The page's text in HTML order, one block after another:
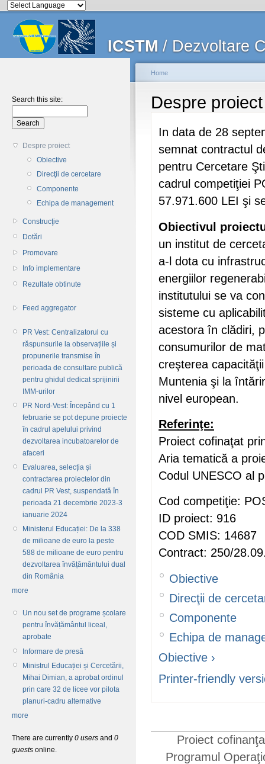
ICSTM / Dezvoltare
Search this site:
Despre proiect
Obiective
Direcţii de cercetare
Componente
Echipa de management
Construcţie
Dotări
Promovare
Info implementare
Rezultate obtinute
Feed aggregator
PR Vest: Centralizatorul cu
răspunsurile la observațiile și
propunerile transmise în
perioada de consultare publică
pentru ghidul dedicat sprijinirii
IMM-urilor
PR Nord-Vest: Începând cu 1
februarie se pot depune proiecte
în cadrul apelului privind
dezvoltarea incubatoarelor de
afaceri
Evaluarea, selecția și
contractarea proiectelor din
cadrul PR Vest, suspendată în
perioada 21 decembrie 2023-3
ianuarie 2024
Ministerul Educației: De la 338
de milioane de euro la peste
588 de milioane de euro pentru
dezvoltarea învățământului dual
din România
more
Un nou set de programe școlare
pentru învățământul liceal,
aprobate
Informare de presă
Ministrul Educației și Cercetării,
Mihai Dimian, a aprobat ordinul
prin care 32 de licee vor pilota
planuri-cadru alternative
more
There are currently 0 users and 0
guests online.
Home
Despre proiect
In data de 28
semnat contractul
pentru Cercetare
cadrul competiţiei
57.971.600 LEI şi
Obiectivul
un institut de
a-l dota cu
energiilor
institutului se va
sisteme cu
acestora în clădiri,
consumurilor de
creşterea
Muntenia şi la
nivel european.
Referinţe:
Proiect cofinaţat
Aria tematică a
Codul UNESCO al
Cod competiţie:
ID proiect: 916
COD SMIS: 14687
Contract: 250/
Obiective
Direcţii de
Componente
Echipa de
Obiective ›
Printer-friendly
Proiect
Programul